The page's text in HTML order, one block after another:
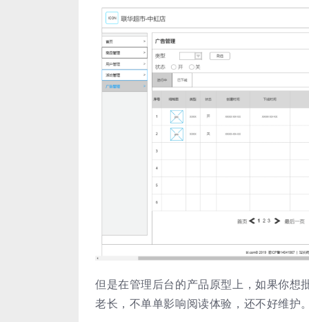
但是在管理后台的产品原型上，如果你想
老长，不单单影响阅读体验，还不好维护